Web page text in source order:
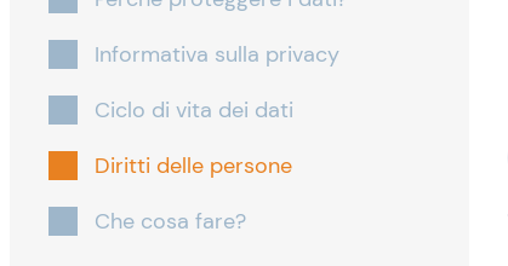
Informativa sulla privacy
Ciclo di vita dei dati
Diritti delle persone
Che cosa fare?